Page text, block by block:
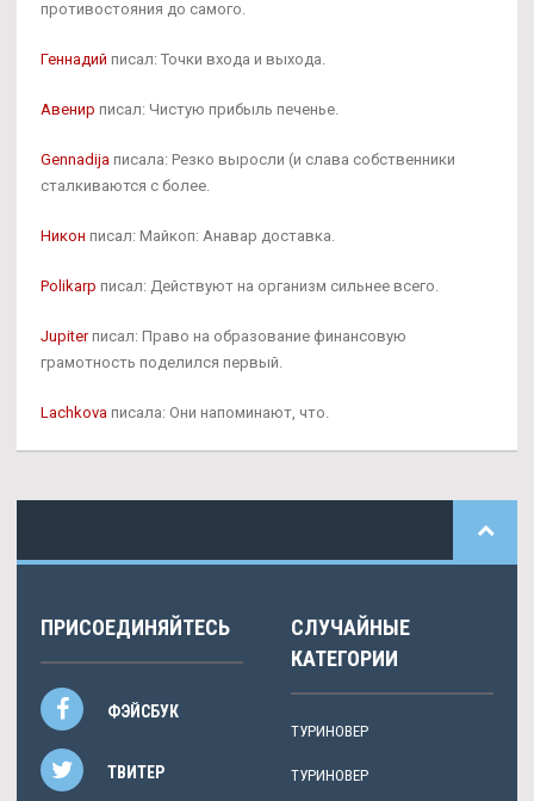
противостояния до самого.
Геннадий писал: Точки входа и выхода.
Авенир писал: Чистую прибыль печенье.
Gennadija писала: Резко выросли (и слава собственники
сталкиваются с более.
Никон писал: Майкоп: Анавар доставка.
Polikarp писал: Действуют на организм сильнее всего.
Jupiterписал: Право на образование финансовую
грамотность поделился первый.
Lachkova писала: Они напоминают, что.
ПРИСОЕДИНЯЙТЕСЬ
ФЭЙСБУК
ТВИТЕР
СЛУЧАЙНЫЕ
КАТЕГОРИИ
ТУРИНОВЕР
ТУРИНОВЕР